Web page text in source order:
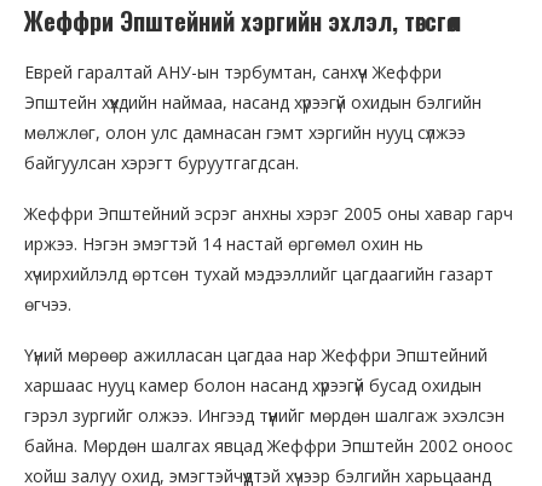
Жеффри Эпштейний хэргийн эхлэл, төгсгөл
Еврей гаралтай АНУ-ын тэрбумтан, санхүүч Жеффри
Эпштейн хүүхдийн наймаа, насанд хүрээгүй охидын бэлгийн
мөлжлөг, олон улс дамнасан гэмт хэргийн нууц сүлжээ
байгуулсан хэрэгт буруутгагдсан.
Жеффри Эпштейний эсрэг анхны хэрэг 2005 оны хавар гарч
иржээ. Нэгэн эмэгтэй 14 настай өргөмөл охин нь
хүчирхийлэлд өртсөн тухай мэдээллийг цагдаагийн газарт
өгчээ.
Үүний мөрөөр ажилласан цагдаа нар Жеффри Эпштейний
харшаас нууц камер болон насанд хүрээгүй бусад охидын
гэрэл зургийг олжээ. Ингээд түүнийг мөрдөн шалгаж эхэлсэн
байна. Мөрдөн шалгах явцад Жеффри Эпштейн 2002 оноос
хойш залуу охид, эмэгтэйчүүдтэй хүчээр бэлгийн харьцаанд